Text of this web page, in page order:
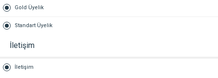
Gold Üyelik
Standart Üyelik
İletişim
İletişim